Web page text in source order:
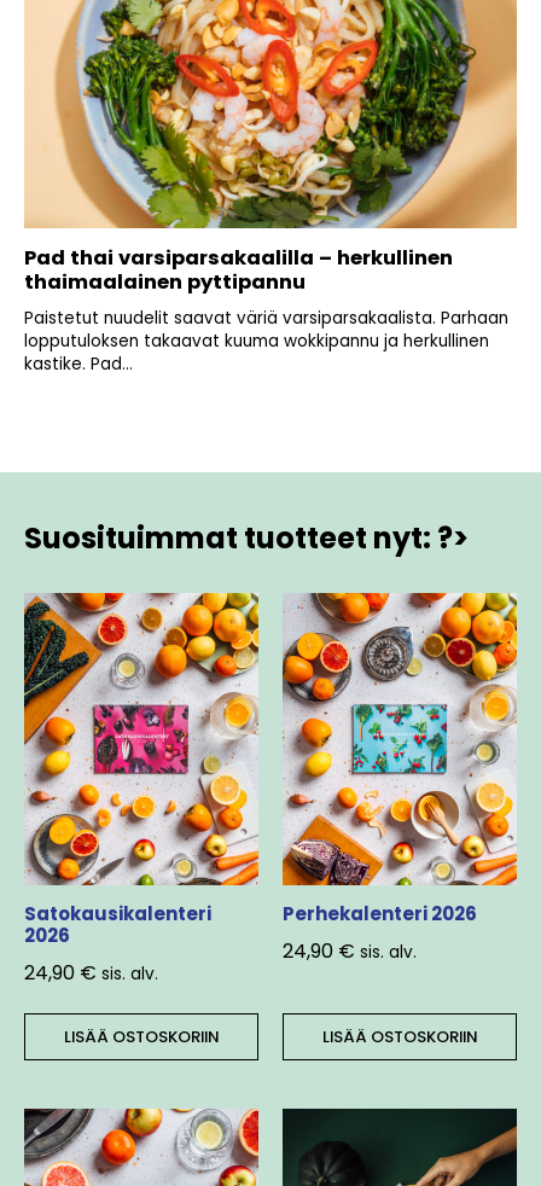
Pad thai varsiparsakaalilla – herkullinen
thaimaalainen pyttipannu
Paistetut nuudelit saavat väriä varsiparsakaalista. Parhaan
lopputuloksen takaavat kuuma wokkipannu ja herkullinen
kastike. Pad...
Suosituimmat tuotteet nyt: ?>
Satokausikalenteri
2026
24,90 € sis. alv.
LISÄÄ OSTOSKORIIN
Perhekalenteri 2026
24,90 € sis. alv.
LISÄÄ OSTOSKORIIN